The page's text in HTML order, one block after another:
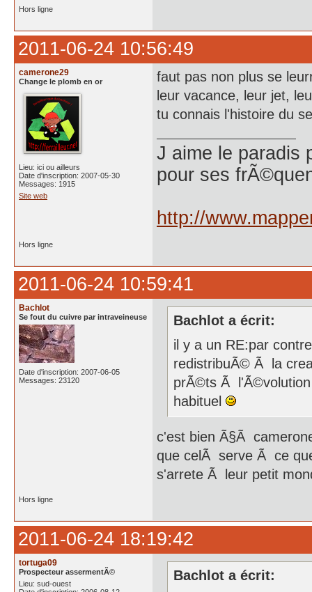
Hors ligne
2011-06-24 10:56:49
camerone29
Change le plomb en or
Lieu: ici ou ailleurs
Date d'inscription: 2007-05-30
Messages: 1915
Site web
faut pas non plus se
leur vacance, leur jet,
tu connais l'histoire du
J aime le paradis
pour ses
http://
Hors ligne
2011-06-24 10:59:41
Bachlot
Se fout du cuivre par intraveineuse
Date d'inscription: 2007-06-05
Messages: 23120
Bachlot a écrit:
il y a un RE:par
redistribuÃ© Ã la
prÃ©ts Ã
habituel
c'est bien Ã§Ã
que celÃ serve Ã ce
s'arrete Ã leur petit
Hors ligne
2011-06-24 18:19:42
tortuga09
Prospecteur assermentÃ©
Lieu: sud-ouest
Bachlot a écrit: